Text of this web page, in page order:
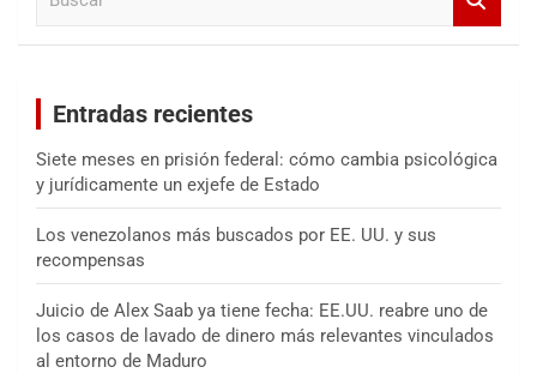
Entradas recientes
Siete meses en prisión federal: cómo cambia psicológica
y jurídicamente un exjefe de Estado
Los venezolanos más buscados por EE. UU. y sus
recompensas
Juicio de Alex Saab ya tiene fecha: EE.UU. reabre uno de
los casos de lavado de dinero más relevantes vinculados
al entorno de Maduro